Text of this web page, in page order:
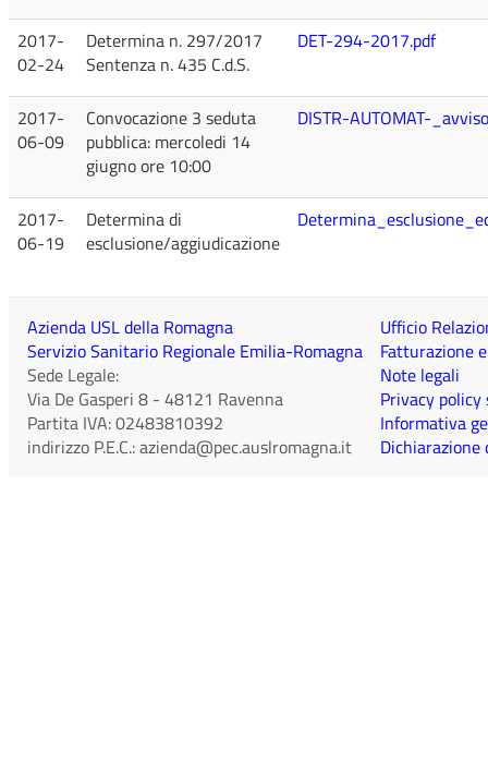
2017-
02-24
Determina n. 297/2017
Sentenza n. 435 C.d.S.
DET-294-2017.pdf
2017-
06-09
Convocazione 3 seduta
pubblica: mercoledi 14
giugno ore 10:00
DISTR-AUTOMAT-
2017-
06-19
Determina di
esclusione/aggiudicazione
Azienda USL della Romagna
Servizio Sanitario Regionale Emilia-Romagna
Sede Legale:
Via De Gasperi 8 - 48121 Ravenna
Partita IVA:02483810392
indirizzo P.E.C.:azienda@pec.auslromagna.it
Ufficio
Fatturazione
Note legali
Privacy
Informativa
Dichiarazione